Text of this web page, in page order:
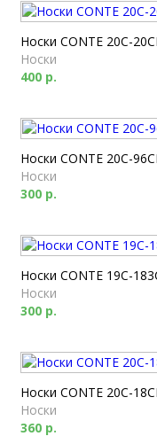
Носки CONTE 20С-
Носки
400 р.
Носки CONTE 20С-
Носки
300 р.
Носки CONTE 19С-
Носки
300 р.
Носки CONTE 20С-
Носки
360 р.